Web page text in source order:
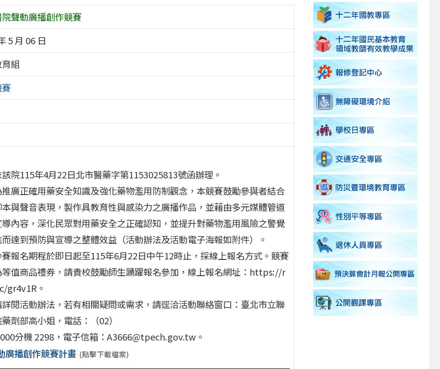
聲動廣播創作競賽
5 月 06 日
組
院115年4月22日北市醫藥字第1153025813號函辦理。
廣正確用藥安全知識及強化藥物濫用防制觀念，本競賽鼓勵參與者結合
與聲音表現，製作具教育性與感染力之廣播作品，並藉由多元媒體管道
內容，深化民眾對用藥安全之正確認知，並提升對藥物濫用風險之警覺
達到預防與宣導之整體效益（活動辦法及活動電子海報如附件）。
報名期程於即日起至115年6月22日中午12時止，採線上報名方式。競賽
值商品禮券，請貴校鼓勵師生踴躍報名參加，線上報名網址：https://r
gr4v1R。
閱活動辦法，若有相關疑問或需求，請逕洽活動聯絡窗口：臺北市立聯
劑部高小姐，電話：（02）
分機 2298，電子信箱：A3666@tpech.gov.tw。
廣播創作競賽計畫 (點擊下載檔案)